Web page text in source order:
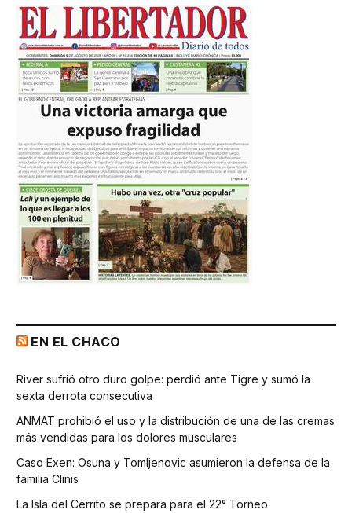
EN EL CHACO
River sufrió otro duro golpe: perdió ante Tigre y sumó la
sexta derrota consecutiva
ANMAT prohibió el uso y la distribución de una de las cremas
más vendidas para los dolores musculares
Caso Exen: Osuna y Tomljenovic asumieron la defensa de la
familia Clinis
La Isla del Cerrito se prepara para el 22° Torneo